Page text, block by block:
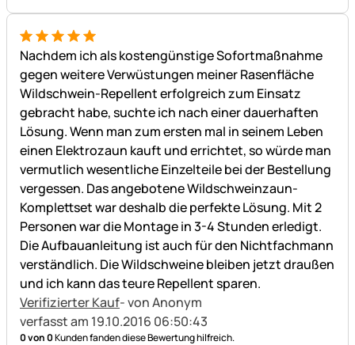
5 von 5
Nachdem ich als kostengünstige Sofortmaßnahme
gegen weitere Verwüstungen meiner Rasenfläche
Wildschwein-Repellent erfolgreich zum Einsatz
gebracht habe, suchte ich nach einer dauerhaften
Lösung. Wenn man zum ersten mal in seinem Leben
einen Elektrozaun kauft und errichtet, so würde man
vermutlich wesentliche Einzelteile bei der Bestellung
vergessen. Das angebotene Wildschweinzaun-
Komplettset war deshalb die perfekte Lösung. Mit 2
Personen war die Montage in 3-4 Stunden erledigt.
Die Aufbauanleitung ist auch für den Nichtfachmann
verständlich. Die Wildschweine bleiben jetzt draußen
und ich kann das teure Repellent sparen.
Verifizierter Kauf- von Anonym
verfasst am 19.10.2016 06:50:43
0 von 0Kunden fanden diese Bewertung hilfreich.